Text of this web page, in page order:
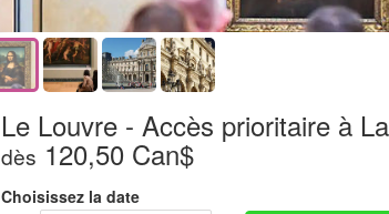
Le Louvre - Accès prioritaire à
dès 120,50 Can$
Choisissez la date